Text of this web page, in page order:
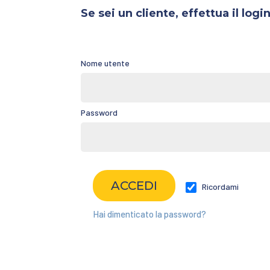
Se sei un cliente, effettua il
Nome utente
Password
Ricordami
Hai dimenticato la password?